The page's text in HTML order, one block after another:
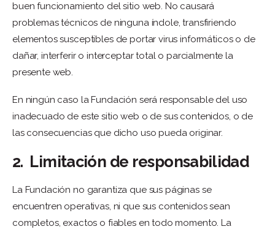
buen funcionamiento del sitio web. No causará
problemas técnicos de ninguna índole, transfiriendo
elementos susceptibles de portar virus informáticos o de
dañar, interferir o interceptar total o parcialmente la
presente web.
En ningún caso la Fundación será responsable del uso
inadecuado de este sitio web o de sus contenidos, o de
las consecuencias que dicho uso pueda originar.
2. Limitación de responsabilidad
La Fundación no garantiza que sus páginas se
encuentren operativas, ni que sus contenidos sean
completos, exactos o fiables en todo momento. La